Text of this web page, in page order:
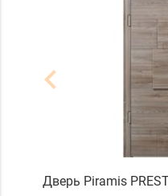
Дверь Piramis
navigate_before